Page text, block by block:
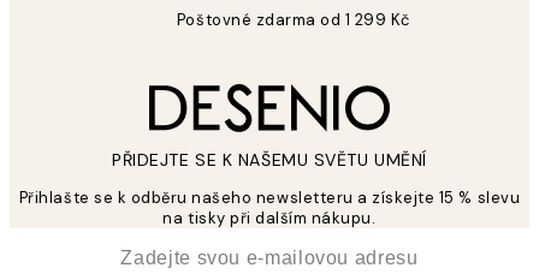
Poštovné zdarma od 1 299 Kč
PŘIDEJTE SE K NAŠEMU SVĚTU UMĚNÍ
Přihlašte se k odběru našeho newsletteru a získejte 15 % slevu
na tisky při dalším nákupu.